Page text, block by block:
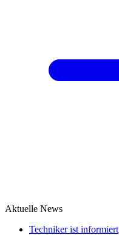
Aktuelle News
Techniker ist informiert